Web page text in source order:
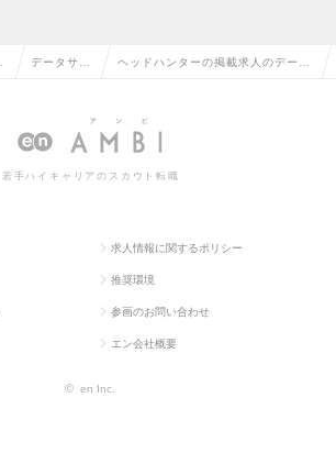
データサイ
ト
ヘッドハンターの掲載求人のデータ
一覧
若手ハイキャリアのスカウト転職
求人情報に関するポリシー
推奨環境
参画のお問い合わせ
エン会社概要
© en Inc.